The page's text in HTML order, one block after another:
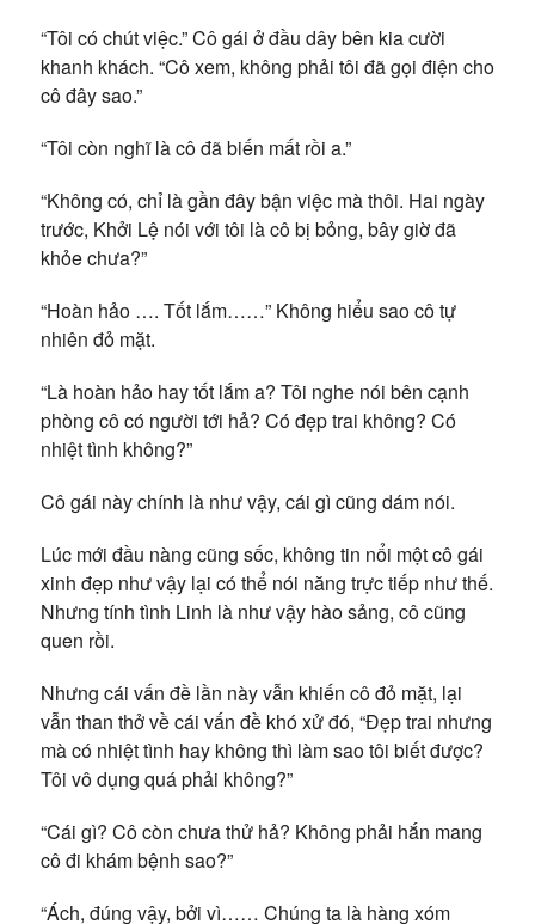
“Tôi có chút việc.” Cô gái ở đầu dây bên kia cười
khanh khách. “Cô xem, không phải tôi đã gọi điện cho
cô đây sao.”
“Tôi còn nghĩ là cô đã biến mất rồi a.”
“Không có, chỉ là gần đây bận việc mà thôi. Hai ngày
trước, Khởi Lệ nói với tôi là cô bị bỏng, bây giờ đã
khỏe chưa?”
“Hoàn hảo …. Tốt lắm……” Không hiểu sao cô tự
nhiên đỏ mặt.
“Là hoàn hảo hay tốt lắm a? Tôi nghe nói bên cạnh
phòng cô có người tới hả? Có đẹp trai không? Có
nhiệt tình không?”
Cô gái này chính là như vậy, cái gì cũng dám nói.
Lúc mới đầu nàng cũng sốc, không tin nổi một cô gái
xinh đẹp như vậy lại có thể nói năng trực tiếp như thế.
Nhưng tính tình Linh là như vậy hào sảng, cô cũng
quen rồi.
Nhưng cái vấn đề lần này vẫn khiến cô đỏ mặt, lại
vẫn than thở về cái vấn đề khó xử đó, “Đẹp trai nhưng
mà có nhiệt tình hay không thì làm sao tôi biết được?
Tôi vô dụng quá phải không?”
“Cái gì? Cô còn chưa thử hả? Không phải hắn mang
cô đi khám bệnh sao?”
“Ách, đúng vậy, bởi vì…… Chúng ta là hàng xóm